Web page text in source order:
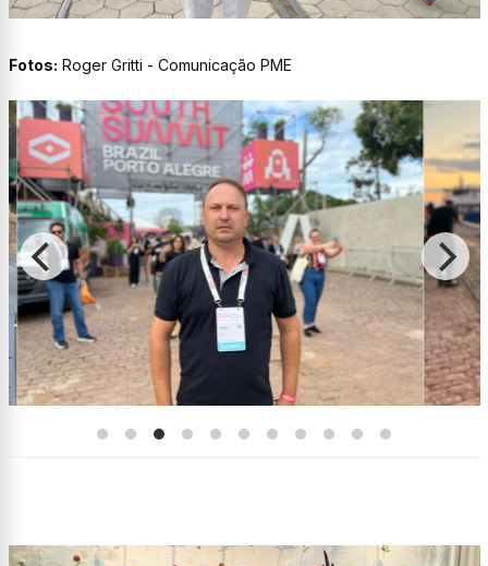
Fotos: Roger Gritti - Comunicação PME